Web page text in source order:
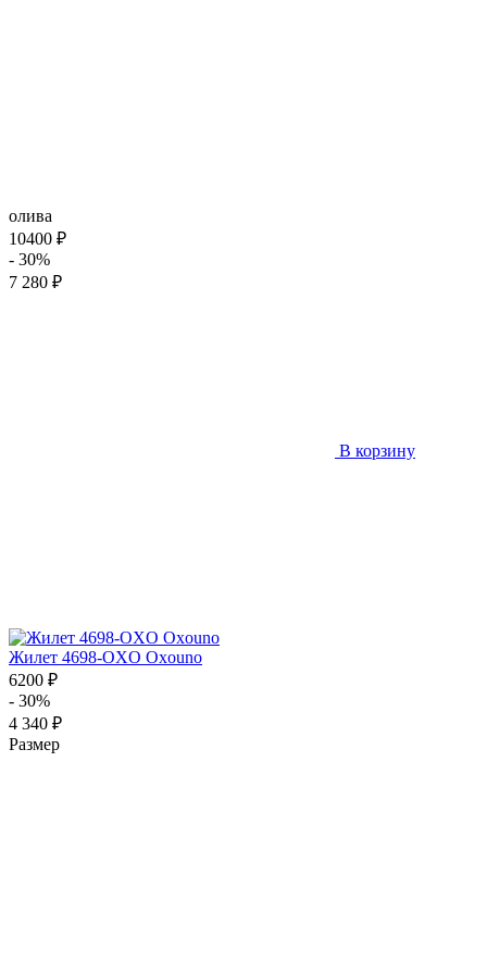
олива
10400 ₽
- 30%
7 280 ₽
В корзину
Жилет 4698-OXO Oxouno
6200 ₽
- 30%
4 340 ₽
Размер